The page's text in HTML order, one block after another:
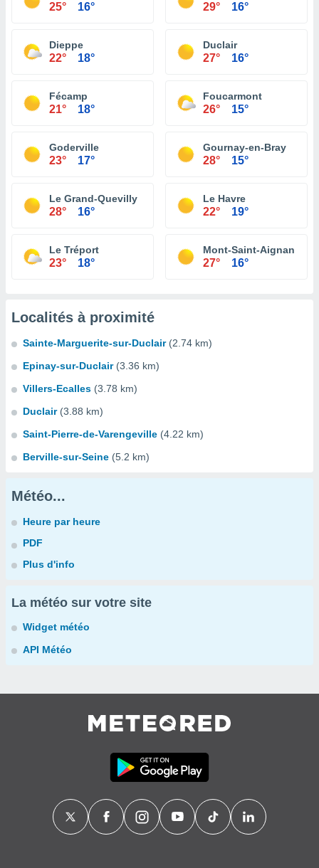
25° 16° 29° 16°
Dieppe
22° 18°
Duclair
27° 16°
Fécamp
21° 18°
Foucarmont
26° 15°
Goderville
23° 17°
Gournay-en-Bray
28° 15°
Le Grand-Quevilly
28° 16°
Le Havre
22° 19°
Le Tréport
23° 18°
Mont-Saint-Aignan
27° 16°
Localités à proximité
Sainte-Marguerite-sur-Duclair (2.74 km)
Epinay-sur-Duclair (3.36 km)
Villers-Ecalles (3.78 km)
Duclair (3.88 km)
Saint-Pierre-de-Varengeville (4.22 km)
Berville-sur-Seine (5.2 km)
Météo...
Heure par heure
PDF
Plus d'info
La météo sur votre site
Widget météo
API Météo